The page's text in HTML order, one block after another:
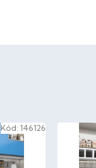
Kód: 146126